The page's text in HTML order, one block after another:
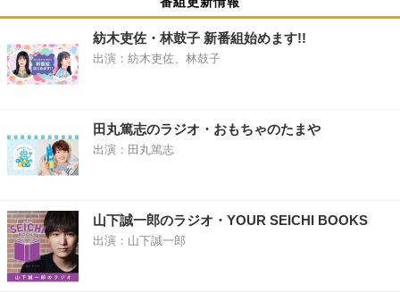
紡木吏佐・林鼓子 新番組始めます!!
出演：紡木吏佐、林鼓子
田丸篤志のラジオ・おもちゃのたまや
出演：田丸篤志
山下誠一郎のラジオ・YOUR SEICHI BOOKS
出演：山下誠一郎